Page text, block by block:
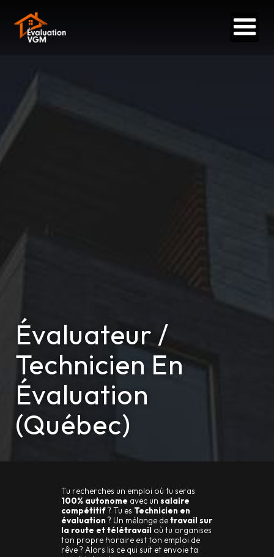
Évaluateur /
Technicien En
Évaluation
(Québec)
Tu recherches un emploi où tu seras
100% autonome avec un salaire
compétitif? Tu es Technicien en
évaluation ? Un mélange detravail sur
la route et télétravail où tu organises
ton propre horaire est ton emploi de
rêve ? Alors lis ce qui suit et envoie ta